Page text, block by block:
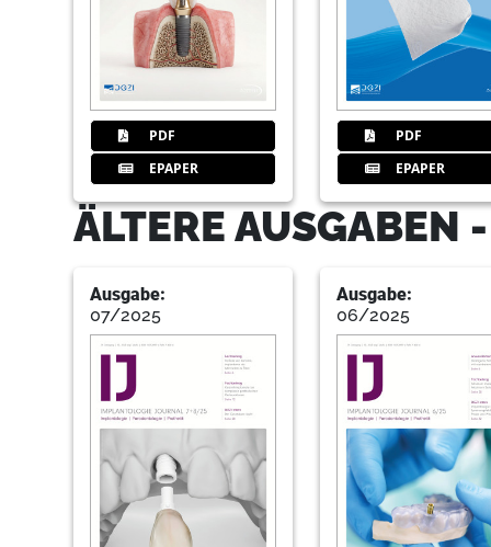
PDF
EPAPER
PDF
EPAPER
ÄLTERE AUSGABEN
Ausgabe:
07/2025
Ausgabe:
06/2025